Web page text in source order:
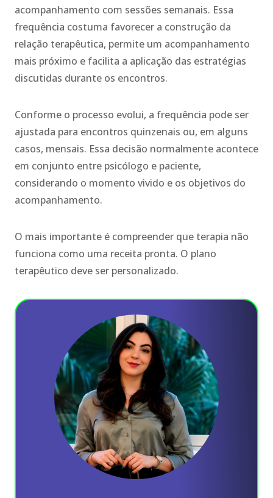
acompanhamento com sessões semanais. Essa
frequência costuma favorecer a construção da
relação terapêutica, permite um acompanhamento
mais próximo e facilita a aplicação das estratégias
discutidas durante os encontros.
Conforme o processo evolui, a frequência pode ser
ajustada para encontros quinzenais ou, em alguns
casos, mensais. Essa decisão normalmente acontece
em conjunto entre psicólogo e paciente,
considerando o momento vivido e os objetivos do
acompanhamento.
O mais importante é compreender que terapia não
funciona como uma receita pronta. O plano
terapêutico deve ser personalizado.